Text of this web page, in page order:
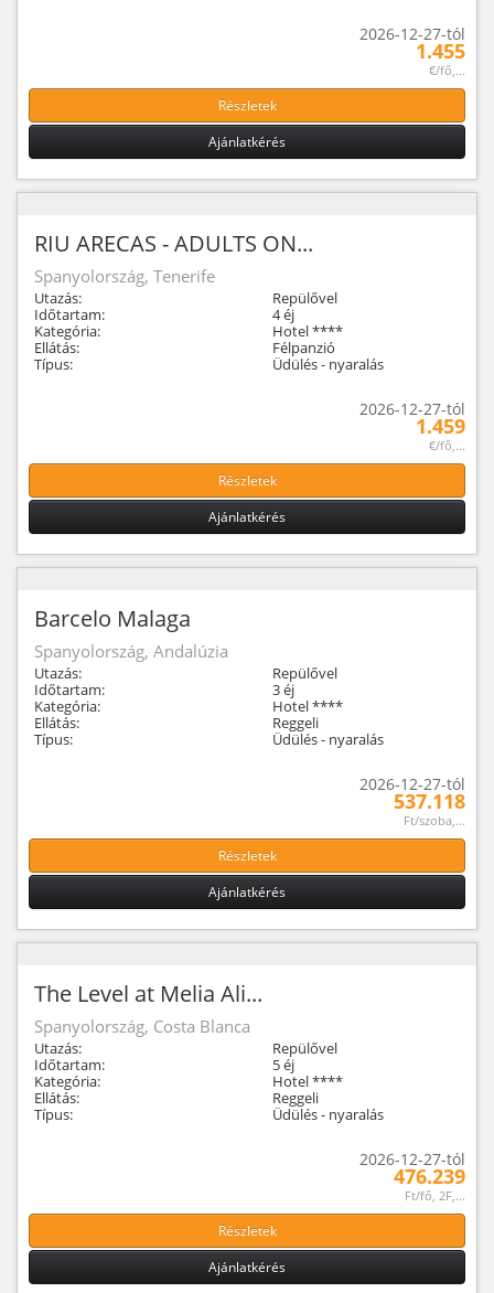
2026-12-27-tól
1.455
€/fő,...
Részletek
Ajánlatkérés
RIU ARECAS - ADULTS ON...
Spanyolország, Tenerife
Utazás:
Repülővel
Időtartam:
4 éj
Kategória:
Hotel ****
Ellátás:
Félpanzió
Típus:
Üdülés - nyaralás
2026-12-27-tól
1.459
€/fő,...
Részletek
Ajánlatkérés
Barcelo Malaga
Spanyolország, Andalúzia
Utazás:
Repülővel
Időtartam:
3 éj
Kategória:
Hotel ****
Ellátás:
Reggeli
Típus:
Üdülés - nyaralás
2026-12-27-tól
537.118
Ft/szoba,...
Részletek
Ajánlatkérés
The Level at Melia Ali...
Spanyolország, Costa Blanca
Utazás:
Repülővel
Időtartam:
5 éj
Kategória:
Hotel ****
Ellátás:
Reggeli
Típus:
Üdülés - nyaralás
2026-12-27-tól
476.239
Ft/fő, 2F,...
Részletek
Ajánlatkérés